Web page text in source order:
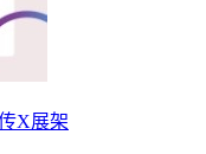
X展架